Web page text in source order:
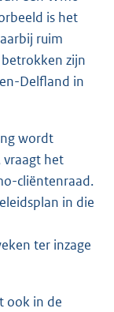
is het
ruim
zijn
Delfland in
wordt
vraagt het
cliëntenraad.
in die
ter inzage
ook in de